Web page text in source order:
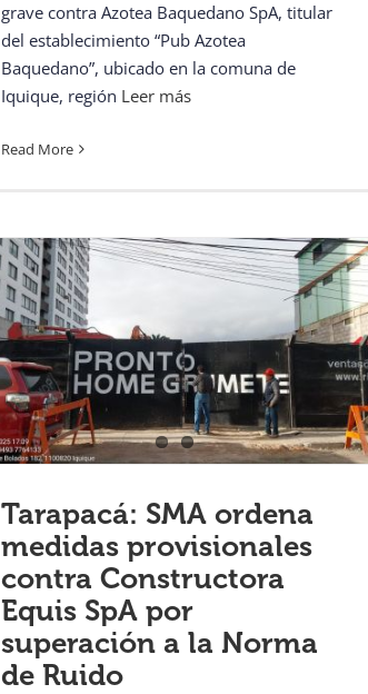
grave contra Azotea Baquedano SpA, titular
del establecimiento “Pub Azotea
Baquedano”, ubicado en la comuna de
Iquique, región Leer más
Read More
Tarapacá: SMA ordena
medidas provisionales
contra Constructora
Equis SpA por
superación a la Norma
de Ruido